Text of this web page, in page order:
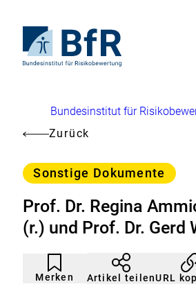
Seiteninhalt
springenStartseite
von
Brotkrumennavigation
Bundesinstitut für
Zurück
Kategorie
Sonstige Dokumente
Prof. Dr. Regina
(r.) und Prof. Dr. Gerd
Merken
Artikel
nicht
gemerkt
Durch
Klicken
der
Artikel teilenURL